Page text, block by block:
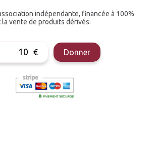
indépendante, financée à 100%
vente de produits dérivés.
€ Donner